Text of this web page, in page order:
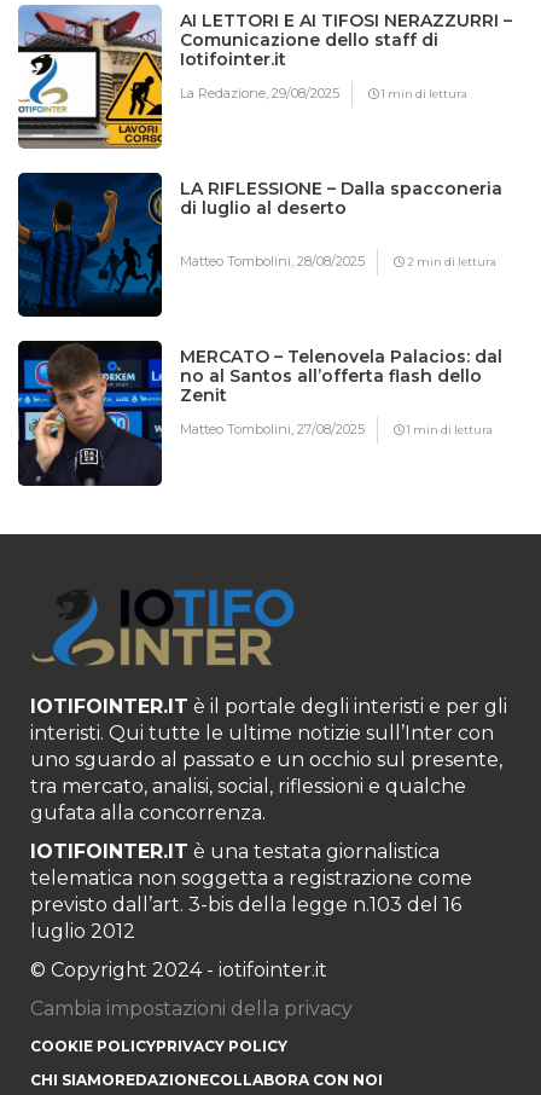
AI LETTORI E AI TIFOSI NERAZZURRI –
Comunicazione dello staff di
Iotifointer.it
La Redazione,29/08/2025 1 min di lettura
LA RIFLESSIONE – Dalla spacconeria
di luglio al deserto
Matteo Tombolini,28/08/2025 2 min di lettura
MERCATO – Telenovela Palacios: dal
no al Santos all’offerta flash dello
Zenit
Matteo Tombolini,27/08/2025 1 min di lettura
IOTIFOINTER.IT è il portale degli interisti e per gli
interisti. Qui tutte le ultime notizie sull’Inter con
uno sguardo al passato e un occhio sul presente,
tra mercato, analisi, social, riflessioni e qualche
gufata alla concorrenza.
IOTIFOINTER.IT è una testata giornalistica
telematica non soggetta a registrazione come
previsto dall’art. 3-bis della legge n.103 del 16
luglio 2012
© Copyright 2024 - iotifointer.it
Cambia impostazioni della privacy
COOKIE POLICYPRIVACY POLICY
CHI SIAMOREDAZIONECOLLABORA CON NOI